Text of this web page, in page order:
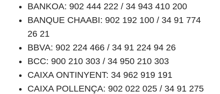
BANKOA: 902 444 222 / 34 943 410 200
BANQUE CHAABI: 902 192 100 / 34 91 774
26 21
BBVA: 902 224 466 / 34 91 224 94 26
BCC: 900 210 303 / 34 950 210 303
CAIXA ONTINYENT: 34 962 919 191
CAIXA POLLENÇA: 902 022 025 / 34 91 275